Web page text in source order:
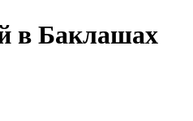
в Баклашах